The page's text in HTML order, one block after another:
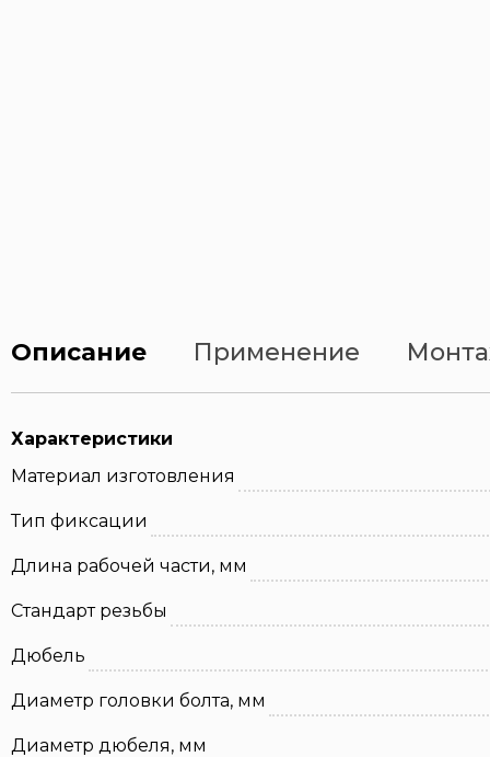
Описание Применение
Характеристики
Материал изготовления
Тип фиксации
Длина рабочей части, мм
Стандарт резьбы
Дюбель
Диаметр головки болта, мм
Диаметр дюбеля, мм